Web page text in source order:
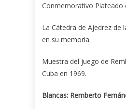
Conmemorativo Plateado
La Cátedra de Ajedrez de
en su memoria.
Muestra del juego de
Cuba en 1969.
Blancas: Remberto